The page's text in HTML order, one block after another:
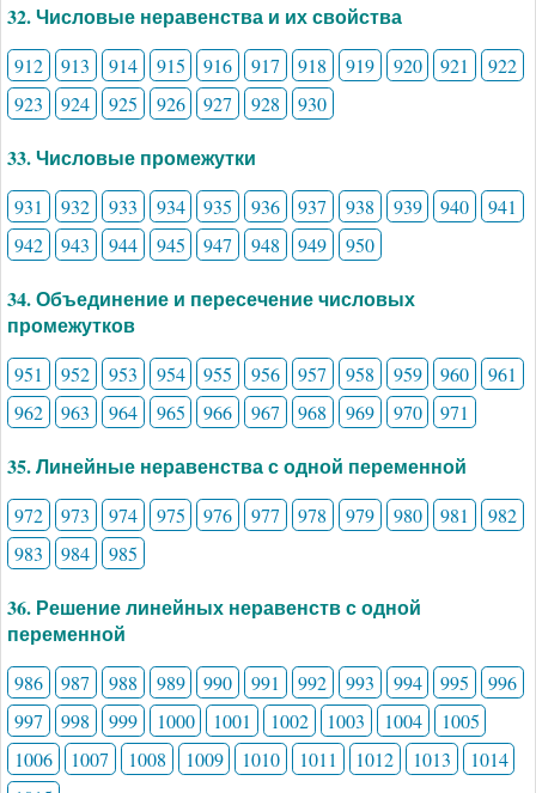
32. Числовые неравенства и их свойства
912 913 914 915 916 917 918 919 920 921
922
923
924 925 926 927 928 930
33. Числовые промежутки
931 932 933 934 935 936 937 938 939 940
941
942
943 944 945 947 948 949 950
34. Объединение и пересечение числовых
промежутков
951 952 953 954 955 956 957 958 959 960
961
962
963 964 965 966 967 968 969 970 971
35. Линейные неравенства с одной переменной
972 973 974 975 976 977 978 979 980 981
982
983
984 985
36. Решение линейных неравенств с одной
переменной
986 987 988 989 990 991 992 993 994 995
996
997
998 999 1000 1001 1002 1003 1004
1005
1006
1007 1008 1009 1010 1011 1012 1013
1014